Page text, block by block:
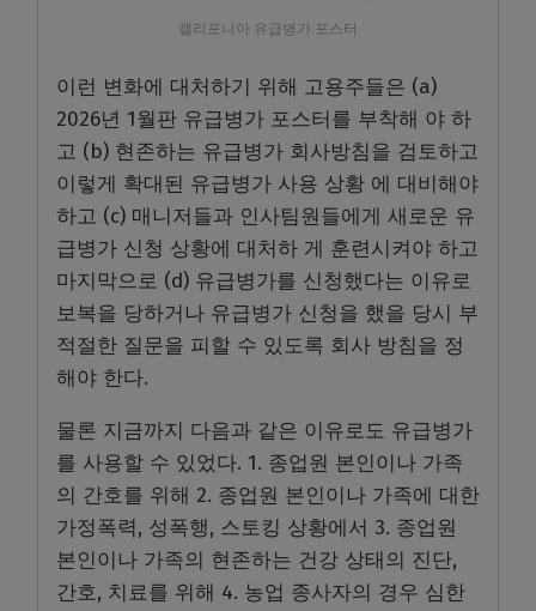
캘리포니아 유급병가 포스터
이런 변화에 대처하기 위해 고용주들은 (a)
2026년 1월판 유급병가 포스터를 부착해 야 하
고 (b) 현존하는 유급병가 회사방침을 검토하고
이렇게 확대된 유급병가 사용 상황 에 대비해야
하고 (c) 매니저들과 인사팀원들에게 새로운 유
급병가 신청 상황에 대처하 게 훈련시켜야 하고
마지막으로 (d) 유급병가를 신청했다는 이유로
보복을 당하거나 유급병가 신청을 했을 당시 부
적절한 질문을 피할 수 있도록 회사 방침을 정
해야 한다.
물론 지금까지 다음과 같은 이유로도 유급병가
를 사용할 수 있었다. 1. 종업원 본인이나 가족
의 간호를 위해 2. 종업원 본인이나 가족에 대한
가정폭력, 성폭행, 스토킹 상황에서 3. 종업원
본인이나 가족의 현존하는 건강 상태의 진단,
간호, 치료를 위해 4. 농업 종사자의 경우 심한